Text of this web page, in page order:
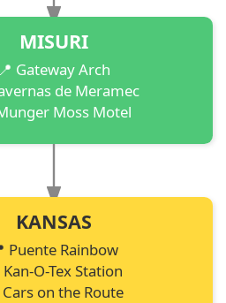
MISURI
📍 Gateway Arch
de Meramec
Moss Motel
KANSAS
Puente Rainbow
Kan-O-Tex Station
Cars on the Route